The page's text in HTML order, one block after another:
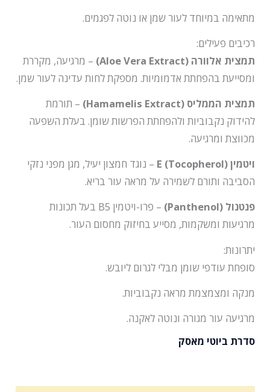
מתאימה במיוחד לעור שמן או נוטה לפגמים.
רכיבים פעילים:
תמצית אלוורה (Aloe Vera Extract)
– מרגיעה, מקררת
ומסייעת בהפחתת אדמומיות. מספקת לחות עדינה לעור שמן.
תמצית הממליס (Hamamelis Extract)
– תורמת
להידוק נקבוביות ולהפחתת הפרשות שומן. בעלת השפעה
מכווצת ומרגיעה.
ויטמין E (Tocopherol)
– נוגד חמצון יעיל, מגן מפני נזקי
הסביבה ותורם לשמירה על מראה עור בריא.
פנטנול (Panthenol)
– פרו-ויטמין B5 בעל תכונות
מרגיעות ומשקמות, מסייע בחיזוק מחסום העור.
יתרונות:
סופחת עודפי שומן מבלי לגרום ליובש.
מנקה ומצמצמת מראה נקבוביות.
מרגיעה עור מגורה ונוטה לאקנה.
סדרת ביוטי מאסק